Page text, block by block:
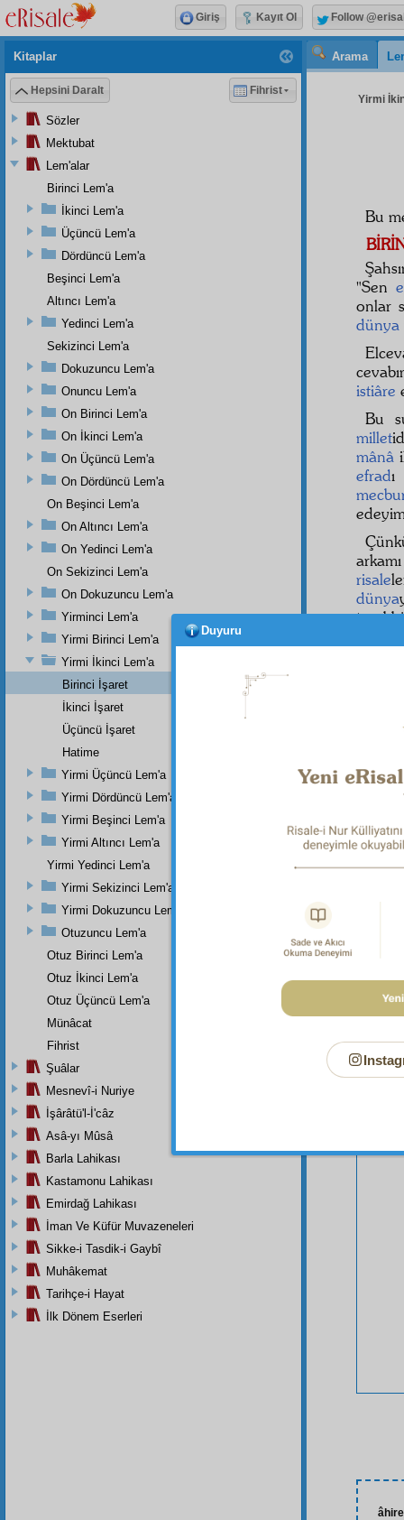
Arama
Yirmi
Bu
"Sen
onlar
dünya
istiâre
Bu
millet
mânâ
efrad
risale
dünya
Kitaplar
Hepsini Daralt Fihrist
Sözler
Mektubat
Lem'alar
Birinci Lem'a
İkinci Lem'a
Üçüncü Lem'a
Dördüncü Lem'a
Beşinci Lem'a
Altıncı Lem'a
Yedinci Lem'a
Sekizinci Lem'a
Dokuzuncu Lem'a
Onuncu Lem'a
On Birinci Lem'a
On İkinci Lem'a
On Üçüncü Lem'a
On Dördüncü Lem'a
On Beşinci Lem'a
On Altıncı Lem'a
On Yedinci Lem'a
On Sekizinci Lem'a
On Dokuzuncu Lem'a
Yirminci Lem'a
Yirmi Birinci Lem'a
Yirmi İkinci Lem'a
Birinci İşaret
İkinci İşaret
Üçüncü İşaret
Hatime
Yirmi Üçüncü Lem'a
Yirmi Dördüncü Lem'a
Yirmi Beşinci Lem'a
Yirmi Altıncı Lem'a
Yirmi Yedinci Lem'a
Yirmi Sekizinci Lem'a
Yirmi Dokuzuncu Lem'a
Otuzuncu Lem'a
Otuz Birinci Lem'a
Otuz İkinci Lem'a
Otuz Üçüncü Lem'a
Münâcat
Fihrist
Şuâlar
Mesnevî-i Nuriye
İşârâtü'l-İ'câz
Asâ-yı Mûsâ
Barla Lahikası
Kastamonu Lahikası
Emirdağ Lahikası
İman Ve Küfür Muvazeneleri
Sikke-i Tasdik-i Gaybî
Muhâkemat
Tarihçe-i Hayat
İlk Dönem Eserleri
Giriş Kayıt Ol Follow
Duyuru